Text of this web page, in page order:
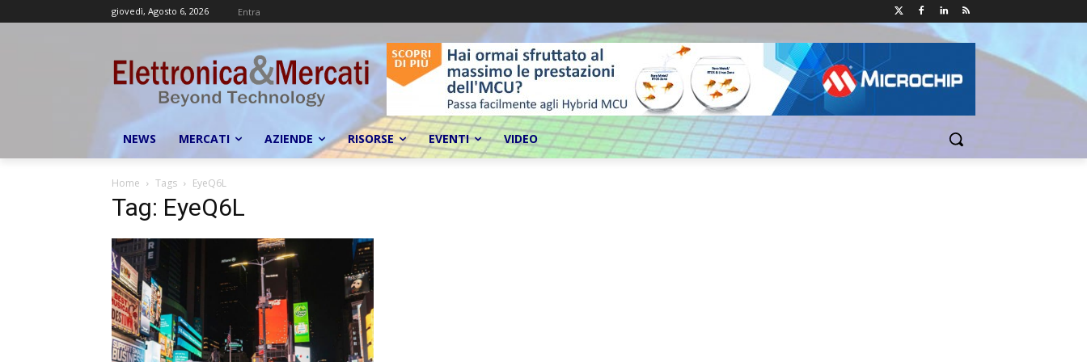
giovedì, Agosto 6, 2026 Entra
NEWS MERCATI AZIENDE RISORSE EVENTI VIDEO
Home Tags EyeQ6L
Tag: EyeQ6L